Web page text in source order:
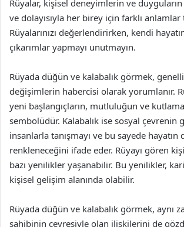
Rüyalar, kişisel deneyimlerin ve duyguların
ve dolayısıyla her birey için farklı anlamlar
Rüyalarınızı değerlendirirken, kendi
çıkarımlar yapmayı unutmayın.
Rüyada düğün ve kalabalık görmek,
değişimlerin habercisi olarak yorumlanır.
yeni başlangıçların, mutluluğun ve
sembolüdür. Kalabalık ise sosyal çevrenin
insanlarla tanışmayı ve bu sayede hayatın
renkleneceğini ifade eder. Rüyayı gören
bazı yenilikler yaşanabilir. Bu yenilikler,
kişisel gelişim alanında olabilir.
Rüyada düğün ve kalabalık görmek, aynı
sahibinin çevresiyle olan ilişkilerini de